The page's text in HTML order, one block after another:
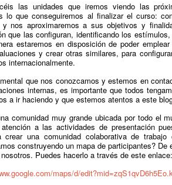
las unidades que iremos viendo las
lo que conseguiremos al finalizar el curso:
y nos aproximaremos a sus objetivos y
que las configuran, identificando los
estaremos en disposición de poder
y crear otras similares, para
internacionalmente.
que nos conozcamos y estemos en
internas, es importante que todos
a ir haciendo y que estemos atentos a este
comunidad muy grande ubicada por todo el
a las actividades de presentación
crear una comunidad colaborativa de
construyendo un mapa de participantes?
Puedes hacerlo a través de este enlace:
maps/d/